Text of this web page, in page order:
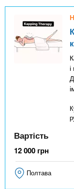
Вартість
12 000 грн
Полтава